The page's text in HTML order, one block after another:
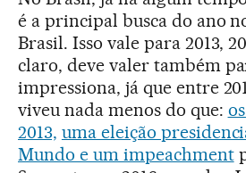
é a principal busca do ano
Brasil. Isso vale para 2013,
claro, deve valer também
impressiona, já que entre
viveu nada menos do que:
2013, uma eleição
Mundo e um impeachment